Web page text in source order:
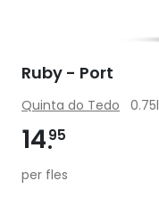
Ruby - Port
Quinta do Tedo 0.75l
1495
per fles